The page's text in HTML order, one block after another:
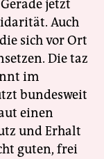
jetzt
Auch
sich vor Ort
Die taz
im
bundesweit
einen
und Erhalt
guten, frei